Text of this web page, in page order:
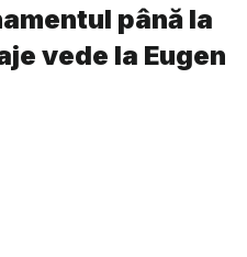
până la
vede la Eugen